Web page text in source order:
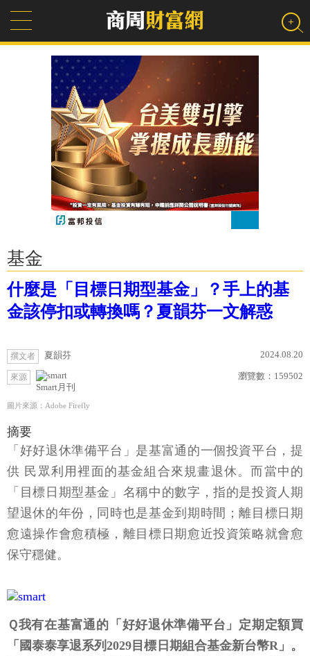
基金
什麼是「目標日期型基金」？手上的基
金該停扣或轉換嗎？夏韻芬一文解惑
撰文者 夏韻芬 2024.08.20
來源
Smart月刊
瀏覽數： 159502
圖片來源：Adobe Firefly
摘要
「好好退休準備平台」是基富通的一個投資平台，提
供 民眾利用裡面的基金組合來規畫退休。而當中的
「目標日期型基金」名稱中的數字，指的是投資人期
望退休的年份，同時也是基金到期時間；離目標日期
愈遠操作會愈積極，離目標日期愈近投資策略就會愈
保守穩健。
Ｑ我有在基富通的「好好退休準備平台」定期定額買
「國泰泰享退系列2029目標日期組合基金新台幣R」。